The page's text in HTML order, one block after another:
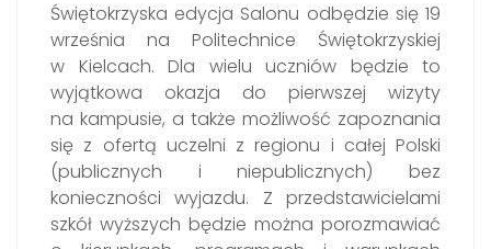
Świętokrzyska edycja Salonu odbędzie się 19
września na Politechnice Świętokrzyskiej
w Kielcach. Dla wielu uczniów będzie to
wyjątkowa okazja do pierwszej wizyty
na kampusie, a także możliwość zapoznania
się z ofertą uczelni z regionu i całej Polski
(publicznych i niepublicznych) bez
konieczności wyjazdu. Z przedstawicielami
szkół wyższych będzie można porozmawiać